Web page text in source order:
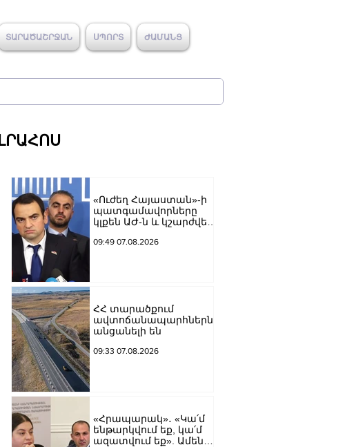
ՏԱՐԱԾԱՇՐՋԱՆ ՍՊՈՐՏ ԺԱՄԱՆՑ
ԼՐԱՀՈՍ
«Ուժեղ Հայաստան»-ի
պատգամավորները
կլքեն ԱԺ-ն և կշարժվեն
09:49 07.08.2026
ՀՀ տարածքում
ավտոճանապարհներն
անցանելի են
09:33 07.08.2026
«Հրապարակ»․ «Կա՛մ
ենթարկվում եք, կա՛մ
ազատվում եք». Ամեն